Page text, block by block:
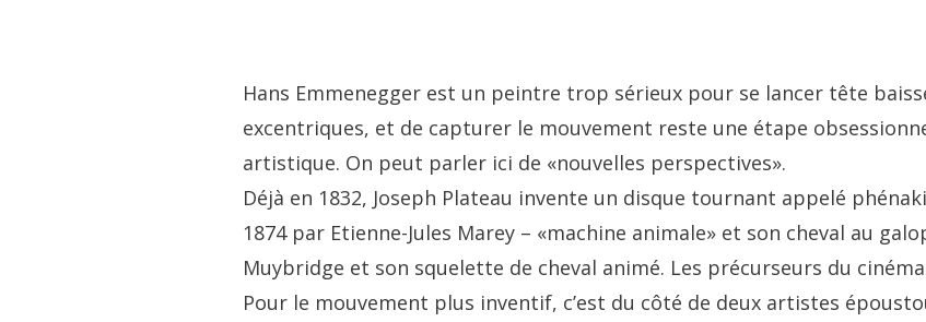
Hans Emmenegger est un peintre trop sérieux pour se lancer tête
excentriques, et de capturer le mouvement reste une étape
artistique. On peut parler ici de «nouvelles perspectives».
Déjà en 1832, Joseph Plateau invente un disque tournant appelé
1874 par Etienne-Jules Marey – «machine animale» et son cheval au
Muybridge et son squelette de cheval animé. Les précurseurs du
Pour le mouvement plus inventif, c’est du côté de deux artistes